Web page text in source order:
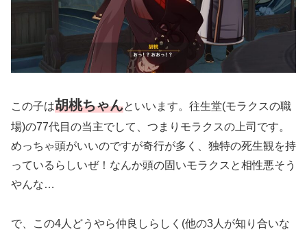
この子は胡桃ちゃんといいます。往生堂(モラクスの職
場)の77代目の当主でして、つまりモラクスの上司です。
めっちゃ頭がいいのですが奇行が多く、独特の死生観を持
っているらしいぜ！なんか頭の固いモラクスと相性悪そう
やんな…
で、この4人どうやら仲良しらしく (他の3人が知り合いな